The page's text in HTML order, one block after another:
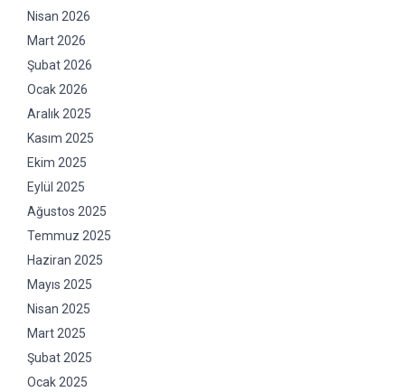
Nisan 2026
Mart 2026
Şubat 2026
Ocak 2026
Aralık 2025
Kasım 2025
Ekim 2025
Eylül 2025
Ağustos 2025
Temmuz 2025
Haziran 2025
Mayıs 2025
Nisan 2025
Mart 2025
Şubat 2025
Ocak 2025